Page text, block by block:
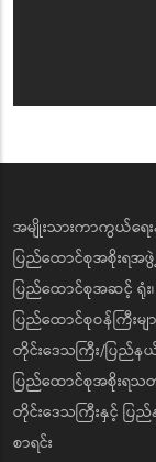
အမျိုးသားကာကွယ်ရေ
ပြည်ထောင်စုအစိုးရအ
ပြည်ထောင်စုအဆင့် ရုံး
ပြည်ထောင်စုဝန်ကြီးမျ
တိုင်းဒေသကြီး/ပြည်
ပြည်ထောင်စုအစိုးရသ
တိုင်းဒေသကြီးနှင့် ပြည်
စာရင်း